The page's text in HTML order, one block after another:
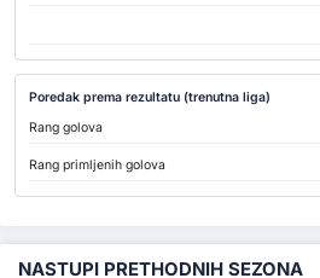
Poredak prema rezultatu (trenutna liga)
Rang golova
Rang primljenih golova
NASTUPI PRETHODNIH SEZONA